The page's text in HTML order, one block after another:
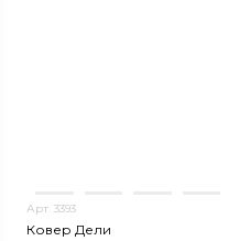
Арт. 3393
Ковер Дели